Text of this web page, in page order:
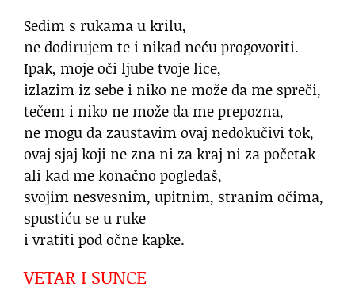
Sedim s rukama u krilu,
ne dodirujem te i nikad neću progovoriti.
Ipak, moje oči ljube tvoje lice,
izlazim iz sebe i niko ne može da me spreči,
tečem i niko ne može da me prepozna,
ne mogu da zaustavim ovaj nedokučivi tok,
ovaj sjaj koji ne zna ni za kraj ni za početak –
ali kad me konačno pogledaš,
svojim nesvesnim, upitnim, stranim očima,
spustiću se u ruke
i vratiti pod očne kapke.
VETAR I SUNCE